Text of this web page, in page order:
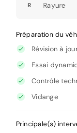
R Rayure
Préparation du
Révision à
Essai
Contrôle
Vidange
Principale(s)